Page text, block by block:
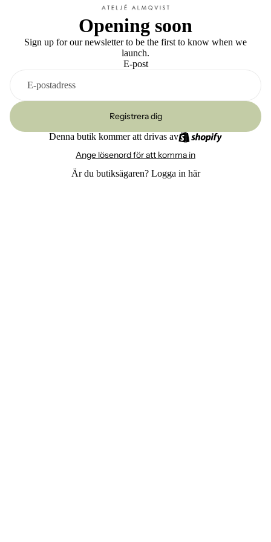
Opening soon
Sign up for our newsletter to be the first to know when we
launch.
E-post
Registrera dig
Denna butik kommer att drivas av
Ange lösenord för att komma in
Är du butiksägaren? Logga in här